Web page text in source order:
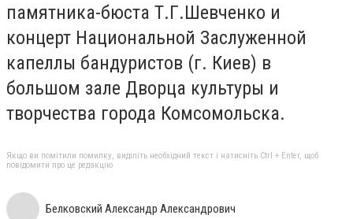
памятника-бюста Т.Г.Шевченко и
концерт Национальной Заслуженной
капеллы бандуристов (г. Киев) в
большом зале Дворца культуры и
творчества города Комсомольска.
Якщо ви помітили помилку, виділіть необхідний текст і натисніть Ctrl + Enter, щоб
повідомити про це редакцію
Белковский Александр Александрович